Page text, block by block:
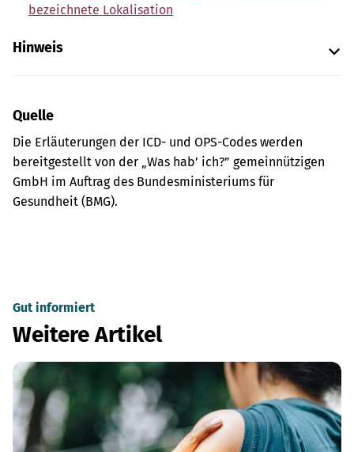
bezeichnete Lokalisation
Hinweis
Quelle
Die Erläuterungen der ICD- und OPS-Codes werden
bereitgestellt von der „Was hab’ ich?” gemeinnützigen
GmbH im Auftrag des Bundesministeriums für
Gesundheit (BMG).
Gut informiert
Weitere Artikel